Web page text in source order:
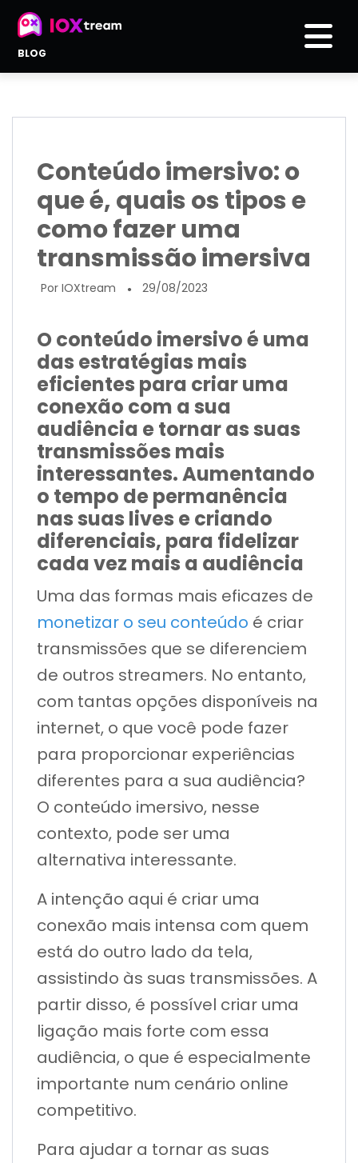
BLOG
Conteúdo imersivo: o
que é, quais os tipos e
como fazer uma
transmissão imersiva
Por IOXtream ● 29/08/2023
O conteúdo imersivo é uma
das estratégias mais
eficientes para criar uma
conexão com a sua
audiência e tornar as suas
transmissões mais
interessantes. Aumentando
o tempo de permanência
nas suas lives e criando
diferenciais, para fidelizar
cada vez mais a audiência
Uma das formas mais eficazes de
monetizar o seu conteúdo é criar
transmissões que se diferenciem
de outros streamers. No entanto,
com tantas opções disponíveis na
internet, o que você pode fazer
para proporcionar experiências
diferentes para a sua audiência?
O conteúdo imersivo, nesse
contexto, pode ser uma
alternativa interessante.
A intenção aqui é criar uma
conexão mais intensa com quem
está do outro lado da tela,
assistindo às suas transmissões. A
partir disso, é possível criar uma
ligação mais forte com essa
audiência, o que é especialmente
importante num cenário online
competitivo.
Para ajudar a tornar as suas